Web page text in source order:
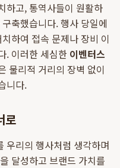
하고, 통역사들이 원활하
축했습니다. 행사 당일에
하여 접속 문제나 장비 이
. 이러한 세심한 이벤터스
물리적 거리의 장벽 없이
니다.
로
우리의 행사처럼 생각하며
달성하고 브랜드 가치를